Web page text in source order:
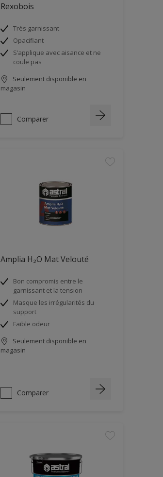
Rexobois
Très garnissant
Opacifiant
S’applique avec aisance et ne
coule pas
Seulement disponible en
magasin
Comparer
Amplia H₂O Mat Velouté
Bon compromis entre le
garnissant et la tension
Masque les irrégularités du
support
Faible odeur
Seulement disponible en
magasin
Comparer